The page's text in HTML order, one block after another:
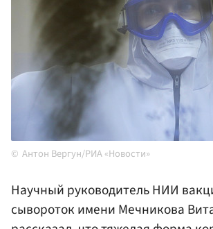
Антон Вергун/РИА «Новости»
Научный руководитель НИИ
сывороток имени Мечникова